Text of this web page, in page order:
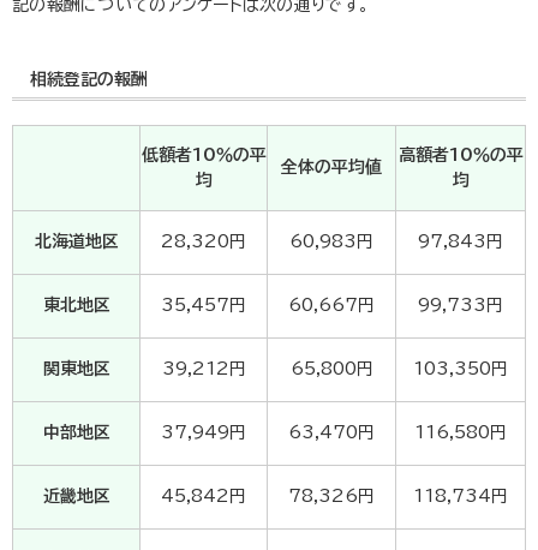
記の報酬についてのアンケートは次の通りです。
相続登記の報酬
低額者10％の平
均
全体の平均値
高額者10％の平
均
北海道地区 28,320円 60,983円 97,843円
東北地区 35,457円 60,667円 99,733円
関東地区 39,212円 65,800円 103,350円
中部地区 37,949円 63,470円 116,580円
近畿地区 45,842円 78,326円 118,734円